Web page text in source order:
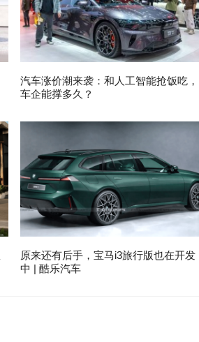
汽车涨价潮来袭：和人工智能抢饭吃，
车企能撑多久？
原来还有后手，宝马i3旅行版也在开发
中 | 酷乐汽车